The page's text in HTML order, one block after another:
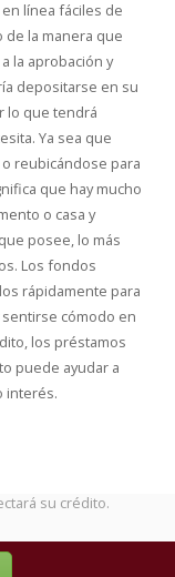
línea fáciles de
la manera que
la aprobación y
depositarse en su
lo que tendrá
Ya sea que
reubicándose para
que hay mucho
o casa y
posee, lo más
Los fondos
rápidamente para
cómodo en
los préstamos
puede ayudar a
interés.
su crédito.